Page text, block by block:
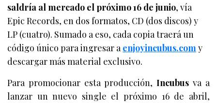
saldría al mercado el próximo 16 de junio, vía
Epic Records, en dos formatos, CD (dos discos) y
LP (cuatro). Sumado a eso, cada copia traerá un
código único para ingresar a enjoyincubus.com y
descargar más material exclusivo.
Para promocionar esta producción,Incubus va a
lanzar un nuevo single el próximo 16 de abril,